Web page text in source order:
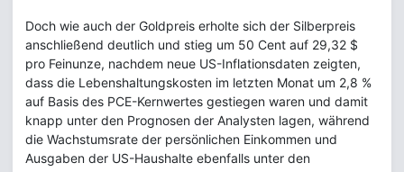
Doch wie auch der Goldpreis erholte sich der Silberpreis
anschließend deutlich und stieg um 50 Cent auf 29,32 $
pro Feinunze, nachdem neue US-Inflationsdaten zeigten,
dass die Lebenshaltungskosten im letzten Monat um 2,8 %
auf Basis des PCE-Kernwertes gestiegen waren und damit
knapp unter den Prognosen der Analysten lagen, während
die Wachstumsrate der persönlichen Einkommen und
Ausgaben der US-Haushalte ebenfalls unter den